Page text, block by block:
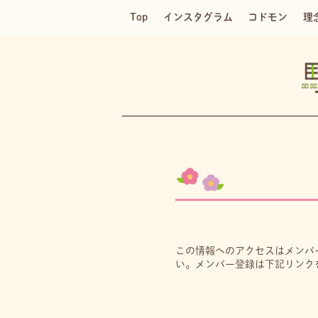
Top インスタグラム コドモン 理
この情報へのアクセスはメン
い。メンバー登録は下記リンク